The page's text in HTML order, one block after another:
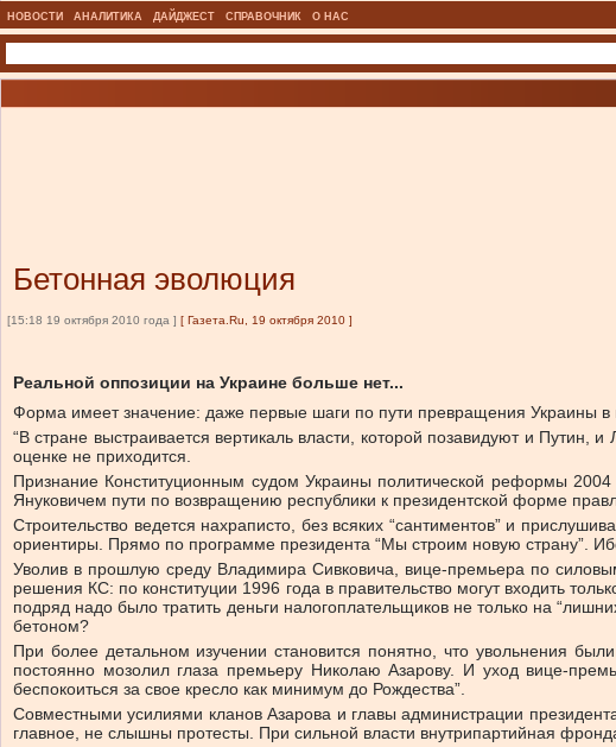
НОВОСТИ АНАЛИТИКА ДАЙДЖЕСТ СПРАВОЧНИК О НАС
Бетонная эволюция
[15:18 19 октября 2010 года ] [ Газета.Ru, 19 октября 2010 ]
Реальной оппозиции на Украине больше нет...
Форма имеет значение: даже первые шаги по пути превращения Украины в
“В стране выстраивается вертикаль власти, которой позавидуют и
оценке не приходится.
Признание Конституционным судом Украины политической реформы
Януковичем пути по возвращению республики к президентской форме
Строительство ведется нахраписто, без всяких “сантиментов” и
ориентиры. Прямо по программе президента “Мы строим новую страну”.
Уволив в прошлую среду Владимира Сивковича, вице-премьера по
решения КС: по конституции 1996 года в правительство могут входить
подряд надо было тратить деньги налогоплательщиков не только на
бетоном?
При более детальном изучении становится понятно, что увольнения
постоянно мозолил глаза премьеру Николаю Азарову. И уход вице-
беспокоиться за свое кресло как минимум до Рождества”.
Совместными усилиями кланов Азарова и главы администрации
главное, не слышны протесты. При сильной власти внутрипартийная